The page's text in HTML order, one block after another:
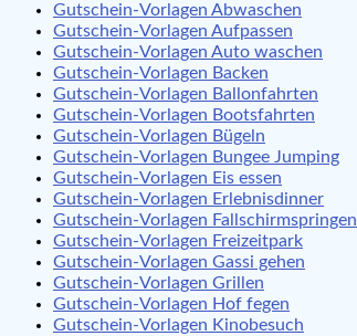
Gutschein-Vorlagen Abwaschen
Gutschein-Vorlagen Aufpassen
Gutschein-Vorlagen Auto waschen
Gutschein-Vorlagen Backen
Gutschein-Vorlagen Ballonfahrten
Gutschein-Vorlagen Bootsfahrten
Gutschein-Vorlagen Bügeln
Gutschein-Vorlagen Bungee Jumping
Gutschein-Vorlagen Eis essen
Gutschein-Vorlagen Erlebnisdinner
Gutschein-Vorlagen Fallschirmspringen
Gutschein-Vorlagen Freizeitpark
Gutschein-Vorlagen Gassi gehen
Gutschein-Vorlagen Grillen
Gutschein-Vorlagen Hof fegen
Gutschein-Vorlagen Kinobesuch